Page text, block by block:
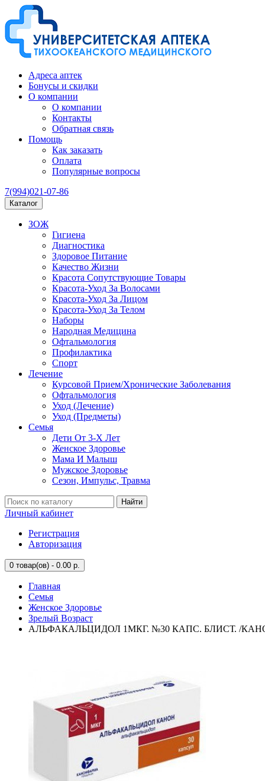
Адреса аптек
Бонусы и скидки
О компании
О компании
Контакты
Обратная связь
Помощь
Как заказать
Оплата
Популярные вопросы
7(994)021-07-86
Каталог
ЗОЖ
Гигиена
Диагностика
Здоровое Питание
Качество Жизни
Красота Сопутствующие Товары
Красота-Уход За Волосами
Красота-Уход За Лицом
Красота-Уход За Телом
Наборы
Народная Медицина
Офтальмология
Профилактика
Спорт
Лечение
Курсовой Прием/Хронические Заболевания
Офтальмология
Уход (Лечение)
Уход (Предметы)
Семья
Дети От 3-Х Лет
Женское Здоровье
Мама И Малыш
Мужское Здоровье
Сезон, Импульс, Травма
Найти
Личный кабинет
Регистрация
Авторизация
0 товар(ов) - 0.00 р.
Главная
Семья
Женское Здоровье
Зрелый Возраст
АЛЬФАКАЛЬЦИДОЛ 1МКГ. №30 КАПС. БЛИСТ. /